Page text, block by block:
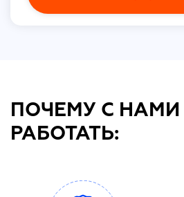
ПОЧЕМУ С
РАБОТАТЬ: